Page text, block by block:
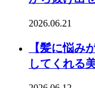
2026.06.21
【髪に悩み
してくれる